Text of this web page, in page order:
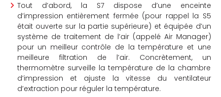
Tout d’abord, la S7 dispose d’une enceinte
d’impression entièrement fermée (pour rappel la S5
était ouverte sur la partie supérieure) et équipée d’un
système de traitement de l’air (appelé Air Manager)
pour un meilleur contrôle de la température et une
meilleure filtration de l’air. Concrètement, un
thermomètre surveille la température de la chambre
d’impression et ajuste la vitesse du ventilateur
d’extraction pour réguler la température.